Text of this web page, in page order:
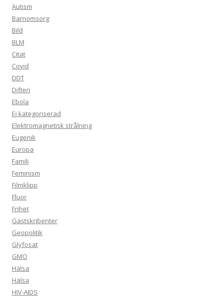
Autism
Barnomsorg
Bild
BLM
Citat
Covid
DDT
Difteri
Ebola
Ej kategoriserad
Elektromagnetisk strålning
Eugenik
Europa
Familj
Feminism
Filmklipp
Fluor
Frihet
Gästskribenter
Geopolitik
Glyfosat
GMO
Hälsa
Hälsa
HIV-AIDS